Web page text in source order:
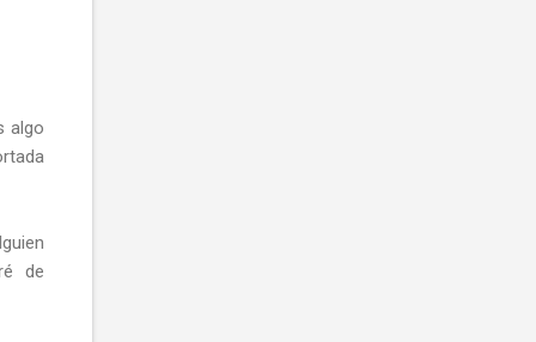
algo
de